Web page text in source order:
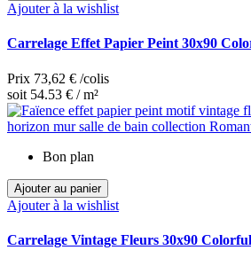
Ajouter à la wishlist
Carrelage Effet Papier Peint 30x90
Prix 73,62 € /colis
soit 54.53 € / m²
Bon plan
Ajouter au panier
Ajouter à la wishlist
Carrelage Vintage Fleurs 30x90 Colorful